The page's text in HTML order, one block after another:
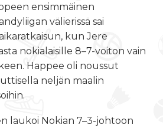
ensimmäinen
välierissä sai
kun Jere
nokialaisille 8–7-voiton vain
Happee oli noussut
neljän maalin
laukoi Nokian 7–3-johtoon